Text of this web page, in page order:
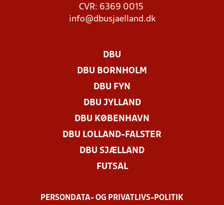
CVR: 6369 0015
info@dbusjaelland.dk
DBU
DBU BORNHOLM
DBU FYN
DBU JYLLAND
DBU KØBENHAVN
DBU LOLLAND-FALSTER
DBU SJÆLLAND
FUTSAL
PERSONDATA- OG PRIVATLIVS-POLITIK